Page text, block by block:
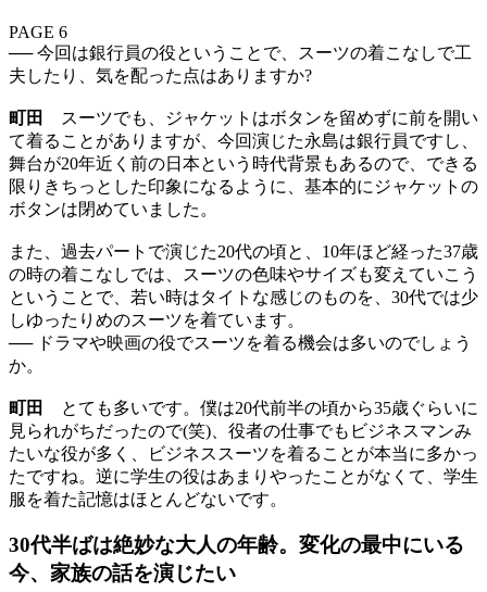
PAGE 6
── 今回は銀行員の役ということで、スーツの着こなしで工
夫したり、気を配った点はありますか?
町田
スーツでも、ジャケットはボタンを留めずに前を開い
て着ることがありますが、今回演じた永島は銀行員ですし、
舞台が20年近く前の日本という時代背景もあるので、できる
限りきちっとした印象になるように、基本的にジャケットの
ボタンは閉めていました。
また、過去パートで演じた20代の頃と、10年ほど経った37歳
の時の着こなしでは、スーツの色味やサイズも変えていこう
ということで、若い時はタイトな感じのものを、30代では少
しゆったりめのスーツを着ています。
── ドラマや映画の役でスーツを着る機会は多いのでしょう
か。
町田
とても多いです。僕は20代前半の頃から35歳ぐらいに
見られがちだったので(笑)、役者の仕事でもビジネスマンみ
たいな役が多く、ビジネススーツを着ることが本当に多かっ
たですね。逆に学生の役はあまりやったことがなくて、学生
服を着た記憶はほとんどないです。
30代半ばは絶妙な大人の年齢。変化の最中にいる
今、家族の話を演じたい